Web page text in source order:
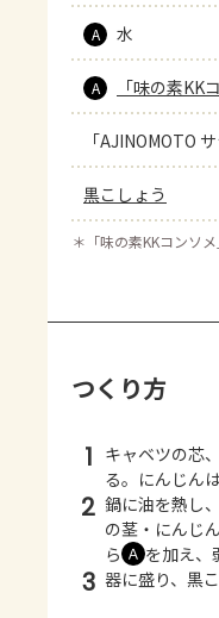
A 水
A 「味の素KK
「AJINOMOTO
黒こしょう
＊ 「味の素KKコンソ
つくり方
1 キャベツの芯
る。にんじん
2 鍋に油を熱し
の茎・にんじ
ら Ａ を加え、
3 器に盛り、黒